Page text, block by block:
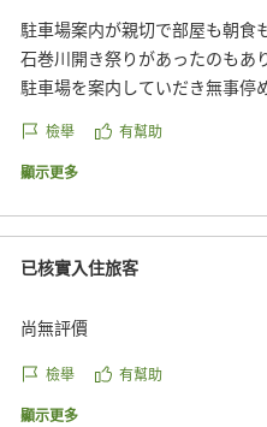
駐車場案内が親切で部屋も朝食
石巻川開き祭りがあったのもあ
駐車場を案内していだき無事停
朝食も満足。またこちら方面に
クチコミの詳細はこちらから
reviewId=33123478368052
檢舉 有幫助
顯示更多
已核實入住旅客
尚無評價
檢舉 有幫助
顯示更多